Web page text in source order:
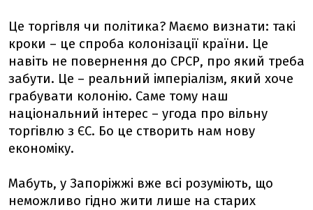
Це торгівля чи політика? Маємо визнати: такі
кроки – це спроба колонізації країни. Це
навіть не повернення до СРСР, про який треба
забути. Це – реальний імперіалізм, який хоче
грабувати колонію. Саме тому наш
національний інтерес – угода про вільну
торгівлю з ЄС. Бо це створить нам нову
економіку.
Мабуть, у Запоріжжі вже всі розуміють, що
неможливо гідно жити лише на старих